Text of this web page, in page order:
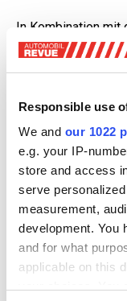
Responsible use
We and our 1022
e.g. your IP-
store and access
serve
measurement,
development. You
and for what
applicable on this
In Kombination mit
Liter-Tank ergibt
Gesamtreichweite
Minuten von 20